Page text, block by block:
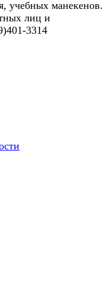
учебных манекенов.
лиц и
3314